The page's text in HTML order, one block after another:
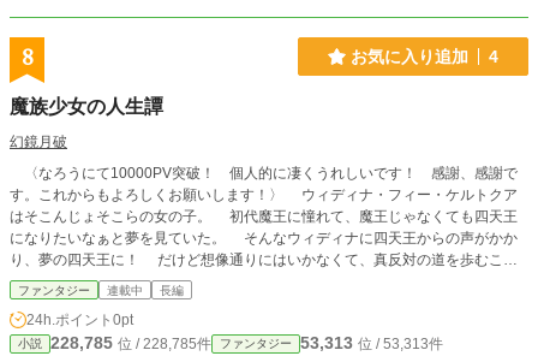
8 お気に入り追加 4
魔族少女の人生譚
幻鏡月破
〈なろうにて10000PV突破！ 個人的に凄くうれしいです！ 感謝、感謝で
す。これからもよろしくお願いします！〉 ウィディナ・フィー・ケルトクア
はそこんじょそこらの女の子。 初代魔王に憧れて、魔王じゃなくても四天王
になりたいなぁと夢を見ていた。 そんなウィディナに四天王からの声がかか
り、夢の四天王に！ だけど想像通りにはいかなくて、真反対の道を歩むこと
になってしまう。 ――これは少女の夢が叶うまでと、そしてその後の物語。
※この小説は不定期更新です。更新期間は1日～数か月とバラバラです。 ※序盤
はつたない文章ですが、徐々に整っていくと思うので、最新話まで読んでいただ
けると嬉しいです。
ファンタジー 連載中 長編
24h.ポイント 0pt
小説 228,785 位 / 228,785件 ファンタジー 53,313 位 / 53,313件